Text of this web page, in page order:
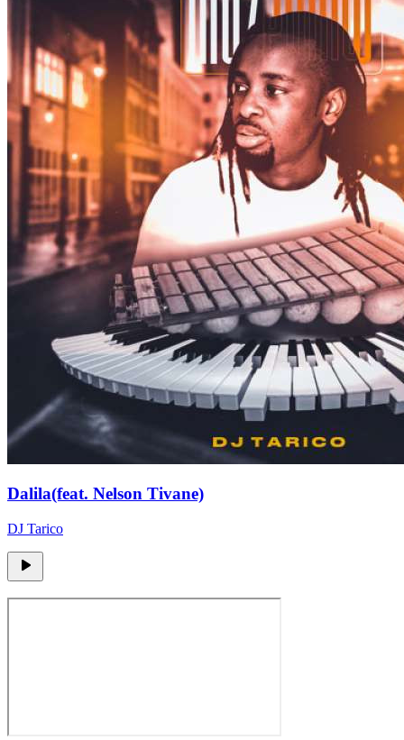
Dalila(feat. Nelson Tivane)
DJ Tarico